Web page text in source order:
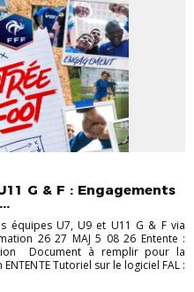
G & F : Engagements
équipes U7, U9 et U11 G & F via
26 27 MAJ 5 08 26 Entente :
Document à remplir pour la
Tutoriel sur le logiciel FAL :